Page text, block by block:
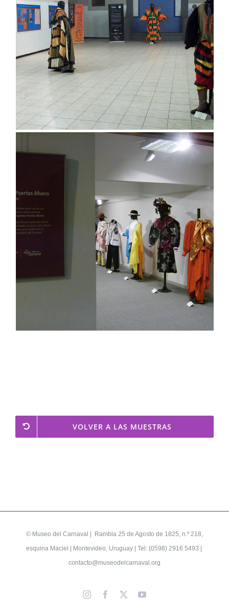
VOLVER A LAS MUESTRAS
© Museo del Carnaval | Rambla 25 de Agosto de 1825, n.º 218,
esquina Maciel | Montevideo, Uruguay | Tel: (0598) 2916 5493 |
contacto@museodelcarnaval.org
InstagramFacebook YouTube